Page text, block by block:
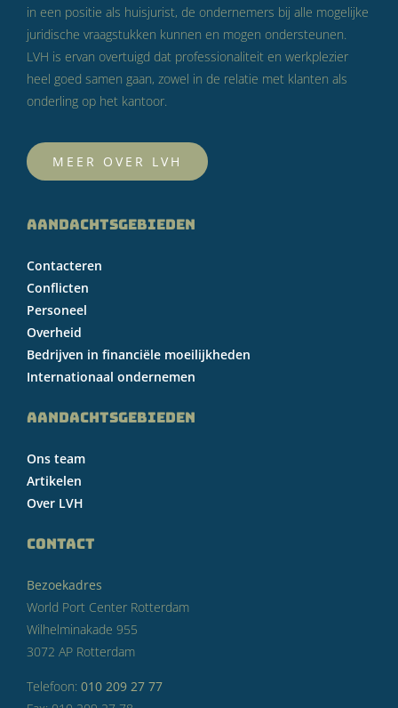
in een positie als huisjurist, de ondernemers bij alle mogelijke
juridische vraagstukken kunnen en mogen ondersteunen.
LVH is ervan overtuigd dat professionaliteit en werkplezier
heel goed samen gaan, zowel in de relatie met klanten als
onderling op het kantoor.
MEER OVER LVH
AANDACHTSGEBIEDEN
Contacteren
Conflicten
Personeel
Overheid
Bedrijven in financiële moeilijkheden
Internationaal ondernemen
AANDACHTSGEBIEDEN
Ons team
Artikelen
Over LVH
CONTACT
Bezoekadres
World Port Center Rotterdam
Wilhelminakade 955
3072 AP Rotterdam
Telefoon: 010 209 27 77